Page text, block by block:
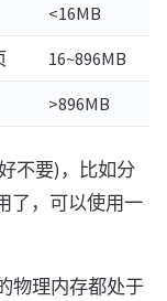
<16MB
16~896MB
>896MB
不要)，比如分
了，可以使用一
物理内存都处于